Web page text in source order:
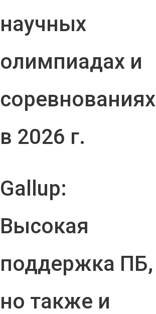
научных
олимпиадах и
соревнованиях
в 2026 г.
Gallup:
Высокая
поддержка ПБ,
но также и